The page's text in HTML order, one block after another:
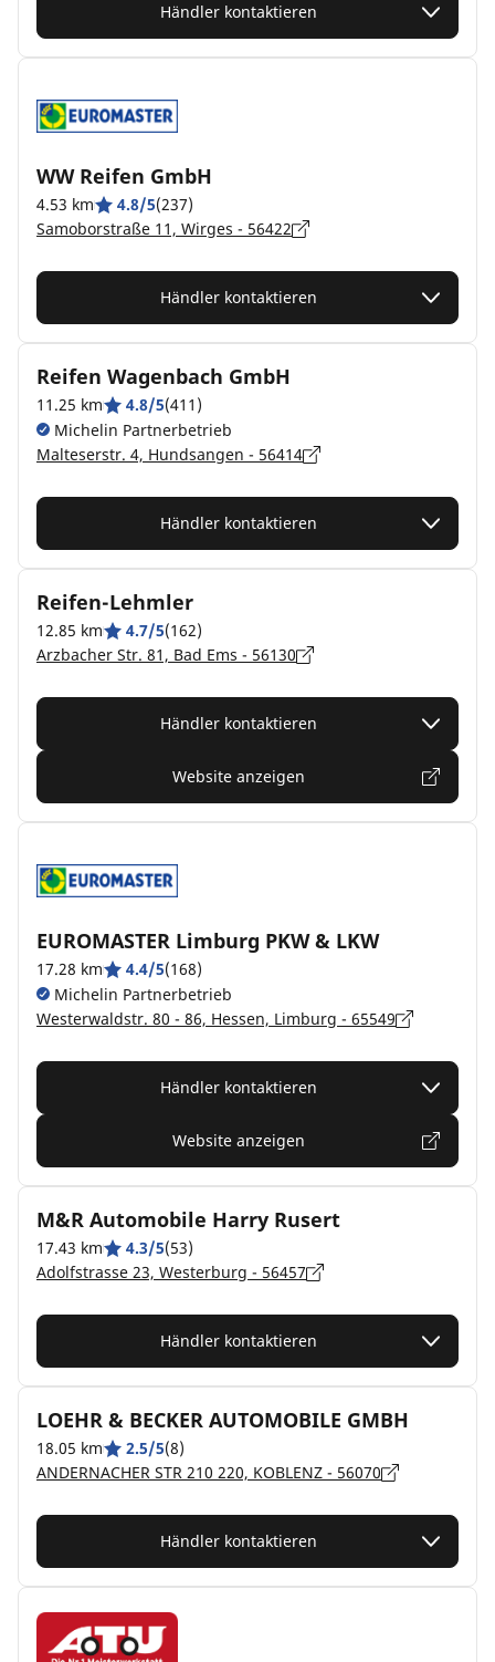
Händler kontaktieren
WW Reifen GmbH
4.53 km 4.8/5(237)
Samoborstraße 11, Wirges - 56422
Händler kontaktieren
Reifen Wagenbach GmbH
11.25 km 4.8/5(411)
Michelin Partnerbetrieb
Malteserstr. 4, Hundsangen - 56414
Händler kontaktieren
Reifen-Lehmler
12.85 km 4.7/5(162)
Arzbacher Str. 81, Bad Ems - 56130
Händler kontaktieren
Website anzeigen
EUROMASTER Limburg PKW & LKW
17.28 km 4.4/5(168)
Michelin Partnerbetrieb
Westerwaldstr. 80 - 86, Hessen, Limburg - 65549
Händler kontaktieren
Website anzeigen
M&R Automobile Harry Rusert
17.43 km 4.3/5(53)
Adolfstrasse 23, Westerburg - 56457
Händler kontaktieren
LOEHR & BECKER AUTOMOBILE GMBH
18.05 km 2.5/5(8)
ANDERNACHER STR 210 220, KOBLENZ - 56070
Händler kontaktieren